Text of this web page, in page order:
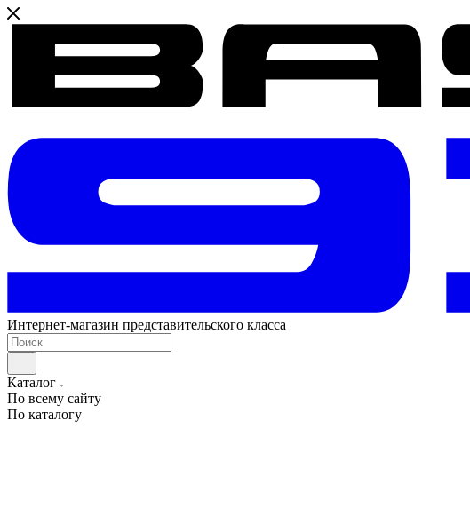
Интернет-магазин представительского класса
Каталог
По всему сайту
По каталогу